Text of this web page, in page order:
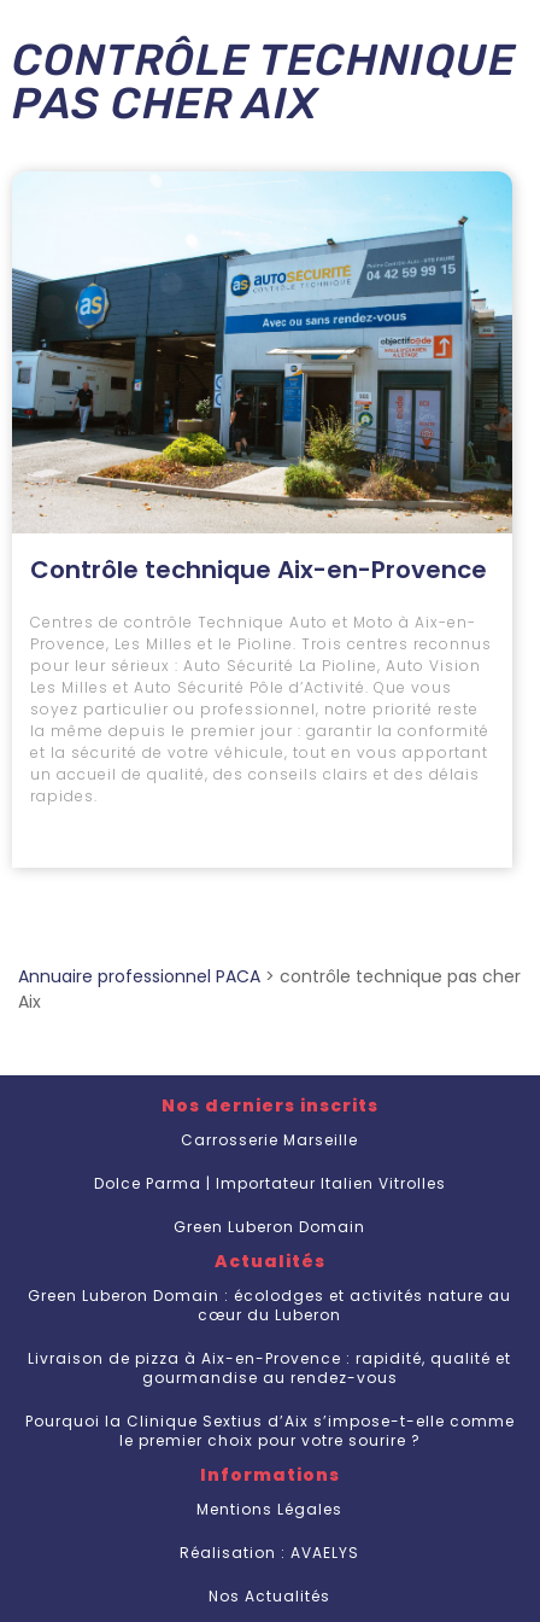
CONTRÔLE TECHNIQUE
PAS CHER AIX
Contrôle technique Aix-en-Provence
Centres de contrôle Technique Auto et Moto à Aix-en-
Provence, Les Milles et le Pioline. Trois centres reconnus
pour leur sérieux : Auto Sécurité La Pioline, Auto Vision
Les Milles et Auto Sécurité Pôle d’Activité. Que vous
soyez particulier ou professionnel, notre priorité reste
la même depuis le premier jour : garantir la conformité
et la sécurité de votre véhicule, tout en vous apportant
un accueil de qualité, des conseils clairs et des délais
rapides.
Annuaire professionnel PACA > contrôle technique pas cher
Aix
Nos derniers inscrits
Carrosserie Marseille
Dolce Parma | Importateur Italien Vitrolles
Green Luberon Domain
Actualités
Green Luberon Domain : écolodges et activités nature au
cœur du Luberon
Livraison de pizza à Aix-en-Provence : rapidité, qualité et
gourmandise au rendez-vous
Pourquoi la Clinique Sextius d’Aix s’impose-t-elle comme
le premier choix pour votre sourire ?
Informations
Mentions Légales
Réalisation : AVAELYS
Nos Actualités